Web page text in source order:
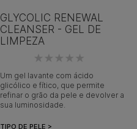
GLYCOLIC RENEWAL
CLEANSER - GEL DE
LIMPEZA
Um gel lavante com ácido
glicólico e fítico, que permite
refinar o grão da pele e devolver a
sua luminosidade.
TIPO DE PELE >